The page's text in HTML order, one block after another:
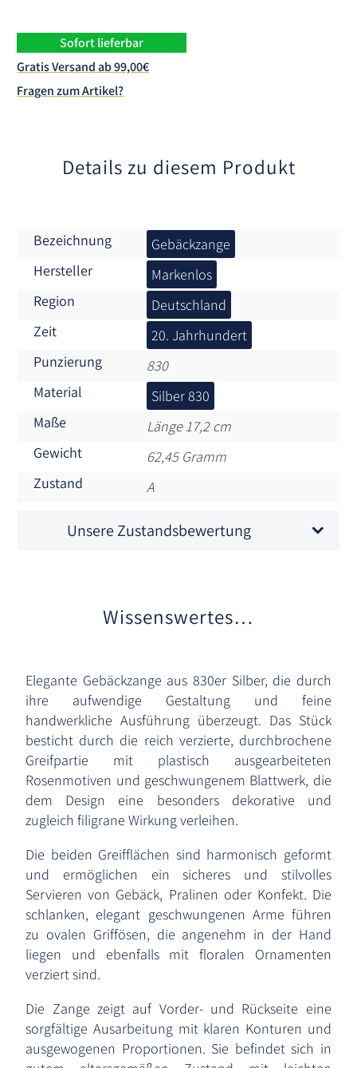
Sofort lieferbar
Gratis Versand ab 99,00€
Fragen zum Artikel?
Details zu diesem Produkt
Bezeichnung
Gebäckzange
Hersteller
Markenlos
Region
Deutschland
Zeit
20. Jahrhundert
Punzierung
830
Material
Silber 830
Maße
Länge 17,2 cm
Gewicht
62,45 Gramm
Zustand
A
Unsere Zustandsbewertung
Wissenswertes…
Elegante Gebäckzange aus 830er Silber, die durch
ihre aufwendige Gestaltung und feine
handwerkliche Ausführung überzeugt. Das Stück
besticht durch die reich verzierte, durchbrochene
Greifpartie mit plastisch ausgearbeiteten
Rosenmotiven und geschwungenem Blattwerk, die
dem Design eine besonders dekorative und
zugleich filigrane Wirkung verleihen.
Die beiden Greifflächen sind harmonisch geformt
und ermöglichen ein sicheres und stilvolles
Servieren von Gebäck, Pralinen oder Konfekt. Die
schlanken, elegant geschwungenen Arme führen
zu ovalen Griffösen, die angenehm in der Hand
liegen und ebenfalls mit floralen Ornamenten
verziert sind.
Die Zange zeigt auf Vorder- und Rückseite eine
sorgfältige Ausarbeitung mit klaren Konturen und
ausgewogenen Proportionen. Sie befindet sich in